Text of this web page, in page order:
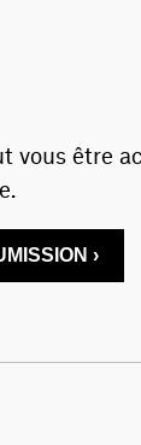
vous être
›